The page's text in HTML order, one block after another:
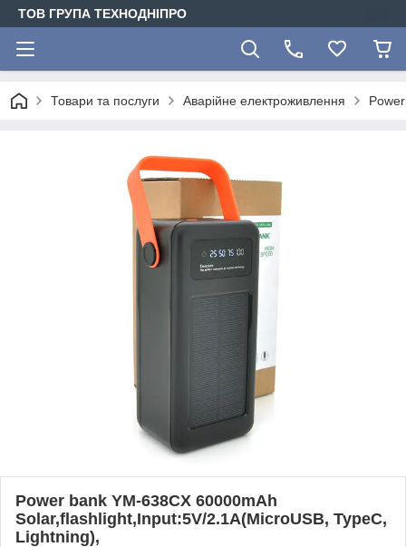
ТОВ ГРУПА ТЕХНОДНІПРО
Товари та послуги Аварійне електроживлення
Power bank YM-638CX 60000mAh
Solar,flashlight,Input:5V/2.1A(MicroUSB, TypeC,
Lightning),